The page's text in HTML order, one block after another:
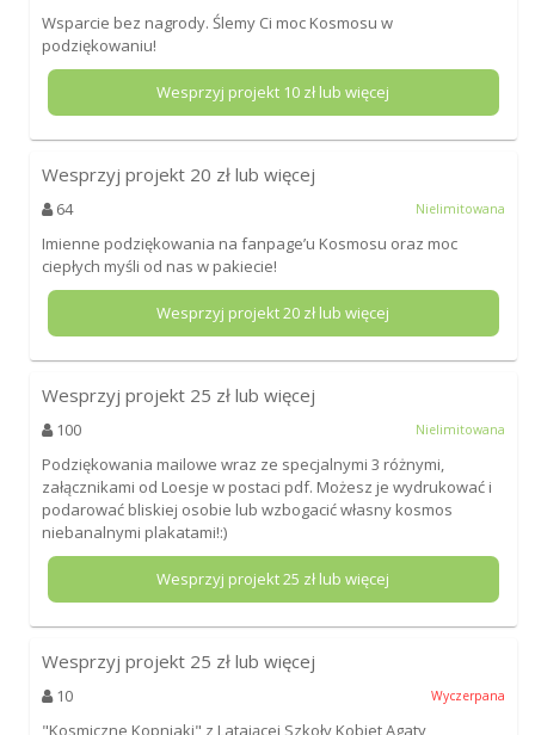
Wsparcie bez nagrody. Ślemy Ci moc Kosmosu w
podziękowaniu!
Wesprzyj projekt 10 zł lub więcej
Wesprzyj projekt 20 zł lub więcej
64 Nielimitowana
Imienne podziękowania na fanpage’u Kosmosu oraz moc
ciepłych myśli od nas w pakiecie!
Wesprzyj projekt20 zł lub więcej
Wesprzyj projekt 25 zł lub więcej
100 Nielimitowana
Podziękowania mailowe wraz ze specjalnymi 3 różnymi,
załącznikami od Loesje w postaci pdf. Możesz je wydrukować i
podarować bliskiej osobie lub wzbogacić własny kosmos
niebanalnymi plakatami!:)
Wesprzyj projekt25 zł lub więcej
Wesprzyj projekt 25 zł lub więcej
10 Wyczerpana
"Kosmiczne Kopniaki" z Latającej Szkoły Kobiet Agaty